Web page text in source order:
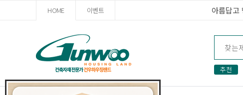
HOME 이벤트 아름답고
추천